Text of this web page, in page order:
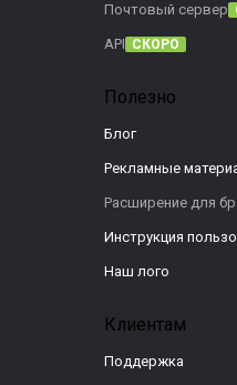
Почтовый сервер
API СКОРО
Полезно
Блог
Рекламные
Расширение для
Инструкция
Наш лого
Клиентам
Поддержка